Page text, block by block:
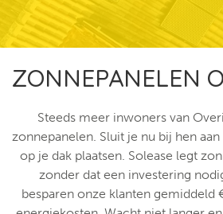
ZONNEPANELEN
Steeds meer inwoners van
zonnepanelen. Sluit je nu bij hen
op je dak plaatsen. Solease legt
zonder dat een investering
besparen onze klanten gemiddeld